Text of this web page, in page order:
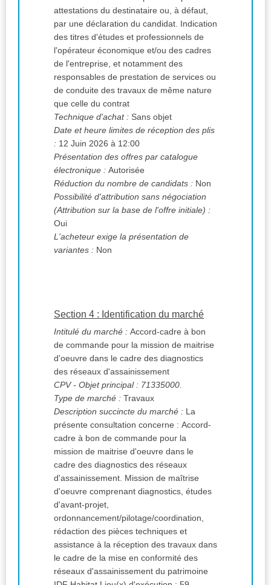
attestations du destinataire ou, à défaut,
par une déclaration du candidat. Indication
des titres d'études et professionnels de
l'opérateur économique et/ou des cadres
de l'entreprise, et notamment des
responsables de prestation de services ou
de conduite des travaux de même nature
que celle du contrat
Technique d'achat : Sans objet
Date et heure limites de réception des plis
: 12 Juin 2026 à 12:00
Présentation des offres par catalogue
électronique : Autorisée
Réduction du nombre de candidats : Non
Possibilité d'attribution sans négociation
(Attribution sur la base de l'offre initiale) :
Oui
L'acheteur exige la présentation de
variantes : Non
Section 4 : Identification du marché
Intitulé du marché : Accord-cadre à bon
de commande pour la mission de maitrise
d'oeuvre dans le cadre des diagnostics
des réseaux d'assainissement
CPV- Objet principal : 71335000.
Type de marché : Travaux
Description succincte du marché : La
présente consultation concerne : Accord-
cadre à bon de commande pour la
mission de maitrise d'oeuvre dans le
cadre des diagnostics des réseaux
d'assainissement. Mission de maîtrise
d'oeuvre comprenant diagnostics, études
d'avant-projet,
ordonnancement/pilotage/coordination,
rédaction des pièces techniques et
assistance à la réception des travaux dans
le cadre de la mise en conformité des
réseaux d'assainissement du patrimoine